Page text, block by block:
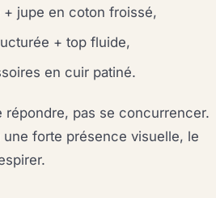
jupe en coton froissé,
+ top fluide,
en cuir patiné.
répondre, pas se concurrencer.
une forte présence visuelle, le